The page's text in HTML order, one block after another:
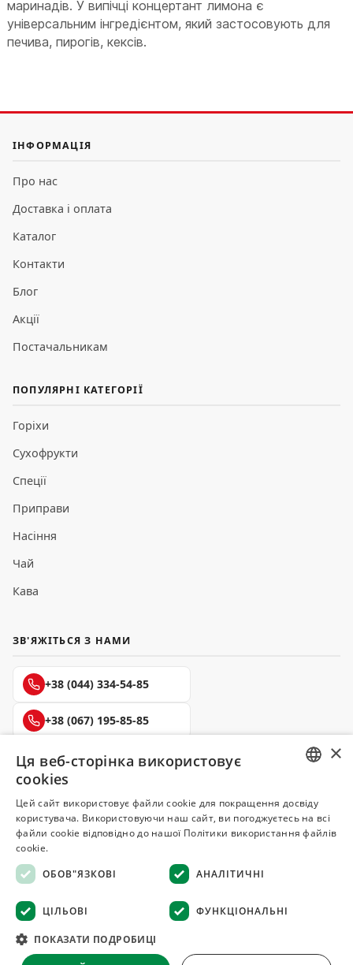
маринадів. У випічці концертант лимона є
універсальним інгредієнтом, який застосовують для
печива, пирогів, кексів.
ІНФОРМАЦІЯ
Про нас
Доставка і оплата
Каталог
Контакти
Блог
Акції
Постачальникам
ПОПУЛЯРНІ КАТЕГОРІЇ
Горіхи
Сухофрукти
Спеції
Приправи
Насіння
Чай
Кава
ЗВ'ЯЖІТЬСЯ З НАМИ
+38 (044) 334-54-85
+38 (067) 195-85-85
+38 (050) 145-85-45
СПЕЦІЇ ТА ПРЯНОЩІ
© 2008–2026 Магазин спецій та прянощів Делюкс, Київ
Всі матеріали на сайті захищені авторським правом
Оферта · Повернення товару Гарантія якості · Конфіденційність
UKRAINIAN
×
Ця веб-сторінка використовує
cookies
Цей сайт використовує файли cookie для покращення досвіду
користувача. Використовуючи наш сайт, ви погоджуєтесь на всі
файли cookie відповідно до нашої Політики використання файлів
cookie.
ОБОВ"ЯЗКОВІ
АНАЛІТИЧНІ
ЦІЛЬОВІ ФУНКЦІОНАЛЬНІ
ПОКАЗАТИ ПОДРОБИЦІ